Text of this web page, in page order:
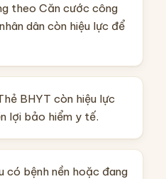
theo Căn cước công
dân còn hiệu lực để
BHYT còn hiệu lực
lợi bảo hiểm y tế.
có bệnh nền hoặc đang